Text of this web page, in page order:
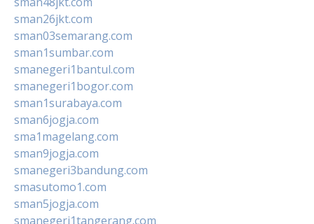
sman26jkt.com
sman03semarang.com
sman1sumbar.com
smanegeri1bantul.com
smanegeri1bogor.com
sman1surabaya.com
sman6jogja.com
sma1magelang.com
sman9jogja.com
smanegeri3bandung.com
smasutomo1.com
sman5jogja.com
smanegeri1tangerang.com